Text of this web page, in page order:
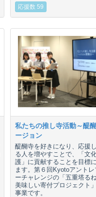
応援数 59
私たちの推し寺活動～醍
ージョン
醍醐寺を好きになり、応援
る人を増やすことで、「文
護」に貢献することを目標
ます。第６回Kyotoアント
ーチャレンジの「五重塔る
美味しい寄付プロジェクト
事業です。